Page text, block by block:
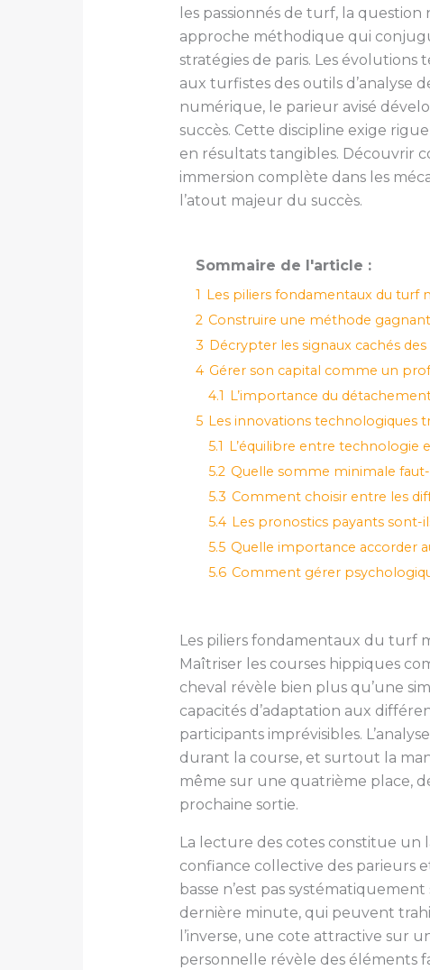
les passionnés de turf, la
approche méthodique qui
stratégies de paris. Les
aux turfistes des outils d’analyse
numérique, le parieur avisé
succès. Cette discipline exige
en résultats tangibles. Découvrir
immersion complète dans les
l’atout majeur du succès.
Sommaire de l'article :
1
Les piliers fondamentaux du turf
2 Construire une méthode
3 Décrypter les signaux cachés
4 Gérer son capital comme un
4.1
L’importance du
5 Les innovations technologiques
5.1
L’équilibre entre technologie
5.2 Quelle somme minimale
5.3 Comment choisir entre les
5.4 Les pronostics payants sont-
5.5 Quelle importance accorder
5.6 Comment gérer
Les piliers fondamentaux du turf
Maîtriser les courses hippiques
cheval révèle bien plus qu’une
capacités d’adaptation aux
participants imprévisibles.
durant la course, et surtout la
même sur une quatrième place,
prochaine sortie.
La lecture des cotes constitue un
confiance collective des parieurs
basse n’est pas
dernière minute, qui peuvent
l’inverse, une cote attractive sur
personnelle révèle des éléments